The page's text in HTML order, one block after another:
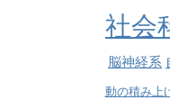
社会
脳神経系
動の積み上